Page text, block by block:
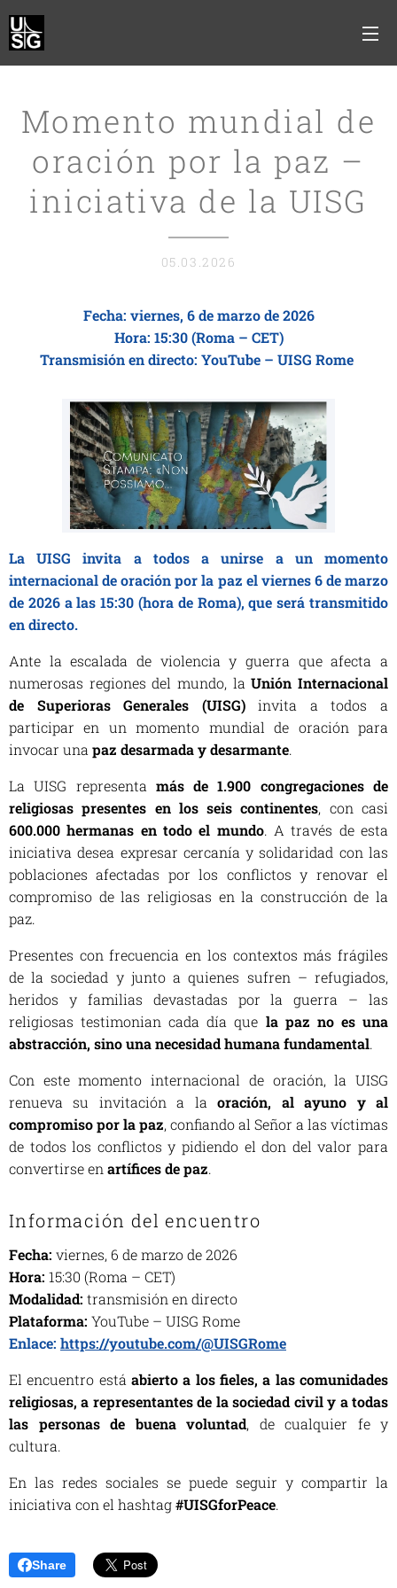
Momento mundial de
oración por la paz –
iniciativa de la UISG
05.03.2026
Fecha: viernes, 6 de marzo de 2026
Hora: 15:30 (Roma – CET)
Transmisión en directo: YouTube – UISG Rome
La UISG invita a todos a unirse a un momento
internacional de oración por la paz el viernes 6 de marzo
de 2026 a las 15:30 (hora de Roma), que será transmitido
en directo.
Ante la escalada de violencia y guerra que afecta a
numerosas regiones del mundo, laUnión Internacional
de Superioras Generales (UISG)invita a todos a
participar en un momento mundial de oración para
invocar una paz desarmada y desarmante.
La UISG representa más de 1.900 congregaciones de
religiosas presentes en los seis continentes, con casi
600.000 hermanas en todo el mundo. A través de esta
iniciativa desea expresar cercanía y solidaridad con las
poblaciones afectadas por los conflictos y renovar el
compromiso de las religiosas en la construcción de la
paz.
Presentes con frecuencia en los contextos más frágiles
de la sociedad y junto a quienes sufren – refugiados,
heridos y familias devastadas por la guerra – las
religiosas testimonian cada día que la paz no es una
abstracción, sino una necesidad humana fundamental.
Con este momento internacional de oración, la UISG
renueva su invitación a laoración, al ayuno y al
compromiso por la paz, confiando al Señor a las víctimas
de todos los conflictos y pidiendo el don del valor para
convertirse en artífices de paz.
Información del encuentro
Fecha: viernes, 6 de marzo de 2026
Hora: 15:30 (Roma – CET)
Modalidad: transmisión en directo
Plataforma: YouTube – UISG Rome
Enlace: https://youtube.com/@UISGRome
El encuentro está abierto a los fieles, a las comunidades
religiosas, a representantes de la sociedad civil y a todas
las personas de buena voluntad, de cualquier fe y
cultura.
En las redes sociales se puede seguir y compartir la
iniciativa con el hashtag#UISGforPeace.
Share